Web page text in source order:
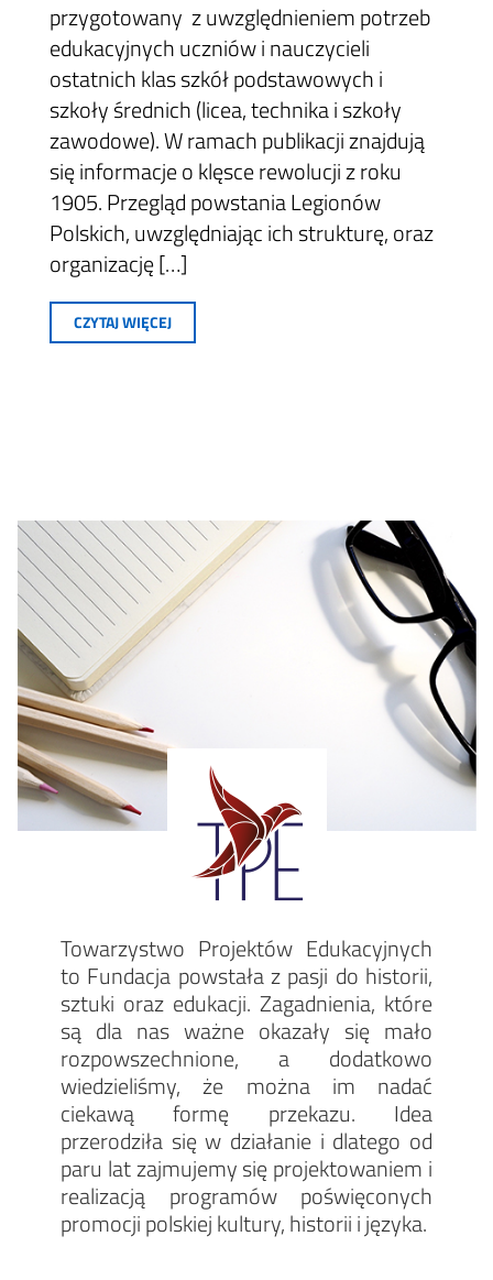
przygotowany z uwzględnieniem potrzeb
edukacyjnych uczniów i nauczycieli
ostatnich klas szkół podstawowych i
szkoły średnich (licea, technika i szkoły
zawodowe). W ramach publikacji znajdują
się informacje o klęsce rewolucji z roku
1905. Przegląd powstania Legionów
Polskich, uwzględniając ich strukturę, oraz
organizację […]
CZYTAJ WIĘCEJ
Towarzystwo Projektów Edukacyjnych
to Fundacja powstała z pasji do historii,
sztuki oraz edukacji. Zagadnienia, które
są dla nas ważne okazały się mało
rozpowszechnione, a dodatkowo
wiedzieliśmy, że można im nadać
ciekawą formę przekazu. Idea
przerodziła się w działanie i dlatego od
paru lat zajmujemy się projektowaniem i
realizacją programów poświęconych
promocji polskiej kultury, historii i języka.